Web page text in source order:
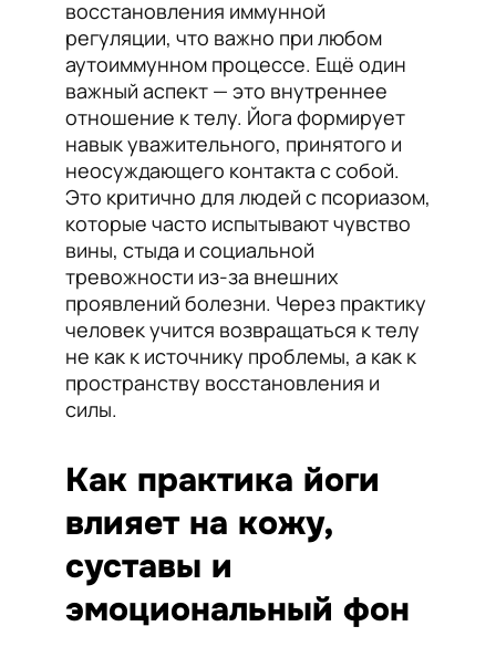
восстановления иммунной
регуляции, что важно при любом
аутоиммунном процессе. Ещё один
важный аспект — это внутреннее
отношение к телу. Йога формирует
навык уважительного, принятого и
неосуждающего контакта с собой.
Это критично для людей с псориазом,
которые часто испытывают чувство
вины, стыда и социальной
тревожности из-за внешних
проявлений болезни. Через практику
человек учится возвращаться к телу
не как к источнику проблемы, а как к
пространству восстановления и
силы.
Как практика йоги
влияет на кожу,
суставы и
эмоциональный фон